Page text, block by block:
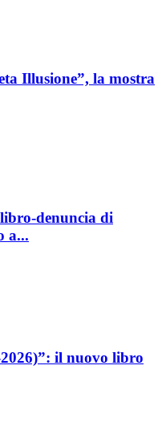
Illusione”, la mostra
denuncia di
a...
il nuovo libro